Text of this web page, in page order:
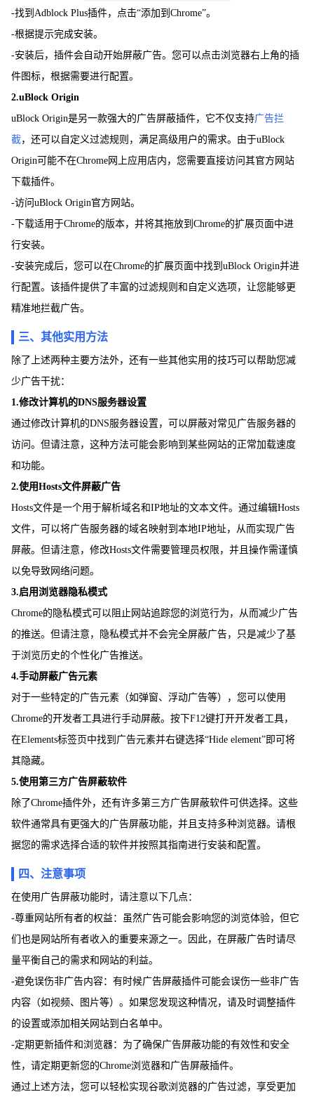
-找到Adblock Plus插件，点击“添加到Chrome”。
-根据提示完成安装。
-安装后，插件会自动开始屏蔽广告。您可以点击浏览器右上角的插
件图标，根据需要进行配置。
2.uBlock Origin
uBlock Origin是另一款强大的广告屏蔽插件，它不仅支持广告拦
截，还可以自定义过滤规则，满足高级用户的需求。由于uBlock
Origin可能不在Chrome网上应用店内，您需要直接访问其官方网站
下载插件。
-访问uBlock Origin官方网站。
-下载适用于Chrome的版本，并将其拖放到Chrome的扩展页面中进
行安装。
-安装完成后，您可以在Chrome的扩展页面中找到uBlock Origin并进
行配置。该插件提供了丰富的过滤规则和自定义选项，让您能够更
精准地拦截广告。
三、其他实用方法
除了上述两种主要方法外，还有一些其他实用的技巧可以帮助您减
少广告干扰：
1.修改计算机的DNS服务器设置
通过修改计算机的DNS服务器设置，可以屏蔽对常见广告服务器的
访问。但请注意，这种方法可能会影响到某些网站的正常加载速度
和功能。
2.使用Hosts文件屏蔽广告
Hosts文件是一个用于解析域名和IP地址的文本文件。通过编辑Hosts
文件，可以将广告服务器的域名映射到本地IP地址，从而实现广告
屏蔽。但请注意，修改Hosts文件需要管理员权限，并且操作需谨慎
以免导致网络问题。
3.启用浏览器隐私模式
Chrome的隐私模式可以阻止网站追踪您的浏览行为，从而减少广告
的推送。但请注意，隐私模式并不会完全屏蔽广告，只是减少了基
于浏览历史的个性化广告推送。
4.手动屏蔽广告元素
对于一些特定的广告元素（如弹窗、浮动广告等），您可以使用
Chrome的开发者工具进行手动屏蔽。按下F12键打开开发者工具，
在Elements标签页中找到广告元素并右键选择“Hide element”即可将
其隐藏。
5.使用第三方广告屏蔽软件
除了Chrome插件外，还有许多第三方广告屏蔽软件可供选择。这些
软件通常具有更强大的广告屏蔽功能，并且支持多种浏览器。请根
据您的需求选择合适的软件并按照其指南进行安装和配置。
四、注意事项
在使用广告屏蔽功能时，请注意以下几点：
-尊重网站所有者的权益：虽然广告可能会影响您的浏览体验，但它
们也是网站所有者收入的重要来源之一。因此，在屏蔽广告时请尽
量平衡自己的需求和网站的利益。
-避免误伤非广告内容：有时候广告屏蔽插件可能会误伤一些非广告
内容（如视频、图片等）。如果您发现这种情况，请及时调整插件
的设置或添加相关网站到白名单中。
-定期更新插件和浏览器：为了确保广告屏蔽功能的有效性和安全
性，请定期更新您的Chrome浏览器和广告屏蔽插件。
通过上述方法，您可以轻松实现谷歌浏览器的广告过滤，享受更加